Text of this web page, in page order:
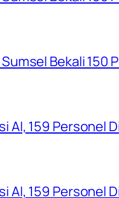
Bekali 150
AI, 159 Personel
AI, 159 Personel